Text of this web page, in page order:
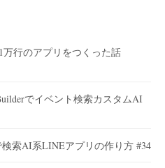
行のアプリをつくった話
でイベント検索カスタムAI
検索AI系LINEアプリの作り方 #34